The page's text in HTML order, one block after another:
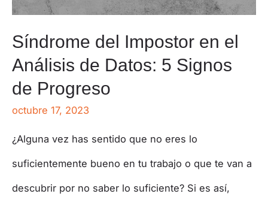
Síndrome del Impostor en el
Análisis de Datos: 5 Signos
de Progreso
octubre 17, 2023
¿Alguna vez has sentido que no eres lo
suficientemente bueno en tu trabajo o que te van a
descubrir por no saber lo suficiente? Si es así,